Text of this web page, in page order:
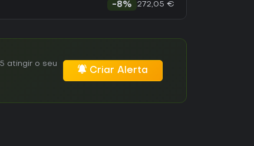
-8% 272,05 €
atingir o seu
Criar Alerta